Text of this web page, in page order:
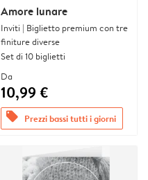
Amore lunare
Inviti | Biglietto premium con tre
finiture diverse
Set di 10 biglietti
Da
10,99 €
offers Prezzi bassi tutti i giorni